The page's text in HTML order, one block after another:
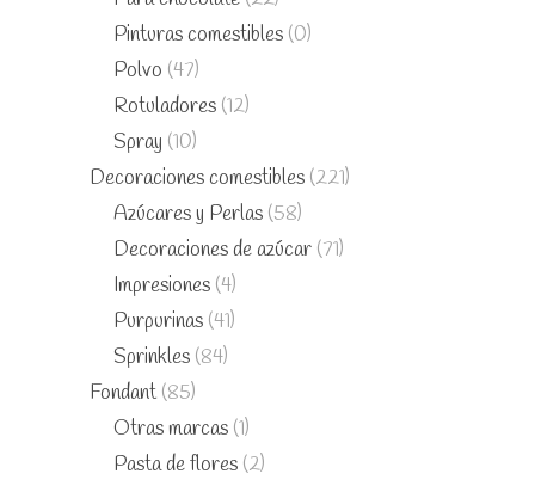
Pinturas comestibles (0)
Polvo (47)
Rotuladores (12)
Spray (10)
Decoraciones comestibles (221)
Azúcares y Perlas (58)
Decoraciones de azúcar (71)
Impresiones (4)
Purpurinas (41)
Sprinkles (84)
Fondant (85)
Otras marcas (1)
Pasta de flores (2)